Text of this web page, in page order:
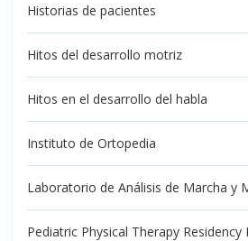
Historias de pacientes
Hitos del desarrollo motriz
Hitos en el desarrollo del habla
Instituto de Ortopedia
Laboratorio de Análisis de Marcha y
Pediatric Physical Therapy Residency